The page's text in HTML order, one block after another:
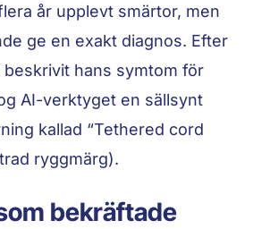
år upplevt smärtor, men
ge en exakt diagnos. Efter
beskrivit hans symtom för
AI-verktyget en sällsynt
kallad “Tethered cord
ryggmärg).
bekräftade